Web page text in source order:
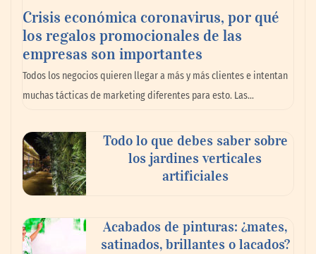
La omnicanalidad redefine la forma de
planear viajes en México
Crisis económica coronavirus, por qué
los regalos promocionales de las
empresas son importantes
Todos los negocios quieren llegar a más y más clientes e intentan
muchas tácticas de marketing diferentes para esto. Las…
Todo lo que debes saber sobre
los jardines verticales
artificiales
Acabados de pinturas: ¿mates,
satinados, brillantes o lacados?